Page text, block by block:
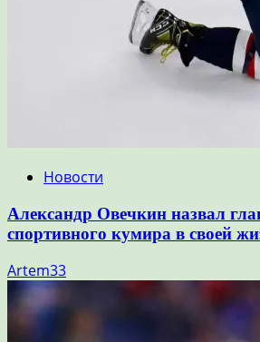
Новости
Александр Овечкин назвал
спортивного кумира в своей
Artem33